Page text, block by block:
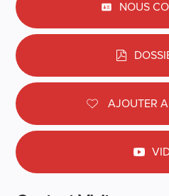
NOUS
AJOUTER